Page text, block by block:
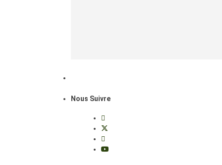
Nous Suivre